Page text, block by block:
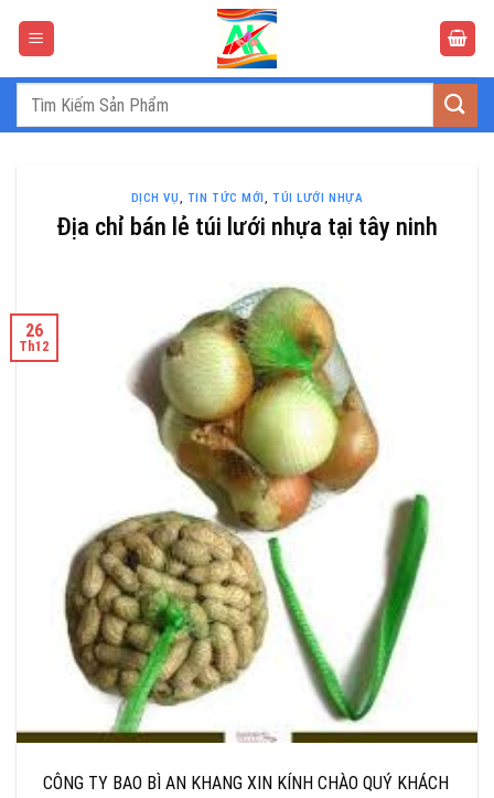
Tìm
DỊCH VỤ, TIN TỨC MỚI , TÚI LƯỚI NHỰA
Địa chỉ bán lẻ túi lưới nhựa tại tây ninh
26
Th12
CÔNG TY BAO BÌ AN KHANG XIN KÍNH CHÀO QUÝ KHÁCH